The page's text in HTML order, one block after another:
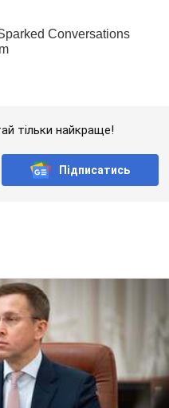
тільки найкраще!
Підписатись